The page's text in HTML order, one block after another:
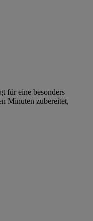
für eine besonders
Minuten zubereitet,